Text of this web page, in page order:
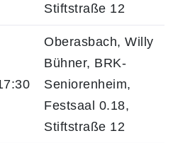
Stiftstraße 12
Oberasbach, Willy
Bühner, BRK-
Seniorenheim,
Festsaal 0.18,
Stiftstraße 12